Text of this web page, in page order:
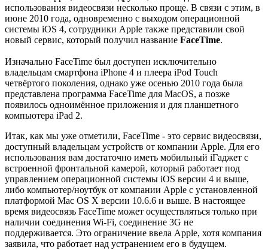
использования видеосвязи несколько проще. В связи с этим, в
июне 2010 года, одновременно с выходом операционной
системы iOS 4, сотрудники Apple также представили свой
новый сервис, который получил название FaceTime.
Изначально FaceTime был доступен исключительно
владельцам смартфона iPhone 4 и плеера iPod Touch
четвёртого поколения, однако уже осенью 2010 года была
представлена программа FaceTime для MacOS, а позже
появилось одноимённое приложения и для планшетного
компьютера iPad 2.
Итак, как мы уже отметили, FaceTime - это сервис видеосвязи,
доступный владельцам устройств от компании Apple. Для его
использования вам достаточно иметь мобильный iГаджет с
встроенной фронтальной камерой, который работает под
управлением операционной системы iOS версии 4 и выше,
либо компьютер/ноутбук от компании Apple с установленной
платформой Mac OS X версии 10.6.6 и выше. В настоящее
время видеосвязь FaceTime может осуществляться только при
наличии соединения Wi-Fi, соединение 3G не
поддерживается. Это ограничение ввела Apple, хотя компания
заявила, что работает над устранением его в будущем.